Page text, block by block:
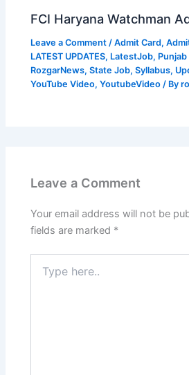
FCI Haryana Watchman
Leave a Comment /Admit Card,
LATEST UPDATES, LatestJob,
RozgarNews,State Job,Syllabus,
YouTube Video,YoutubeVideo / By
Leave a Comment
Your email address will not be
fields are marked *
here..